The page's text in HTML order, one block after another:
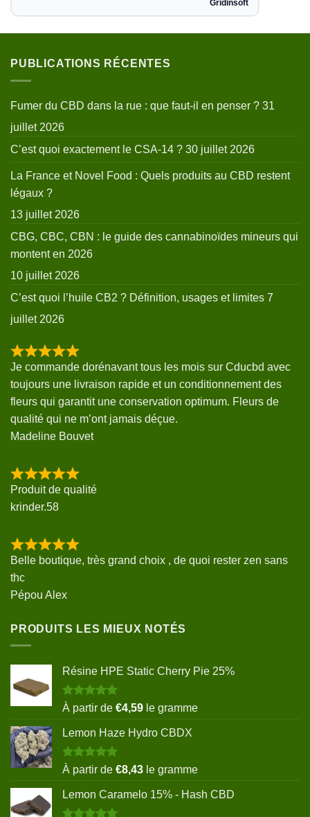
PUBLICATIONS RÉCENTES
Fumer du CBD dans la rue : que faut-il en penser ? 31
juillet 2026
C’est quoi exactement le CSA-14 ? 30 juillet 2026
La France et Novel Food : Quels produits au CBD restent
légaux ?
13 juillet 2026
CBG, CBC, CBN : le guide des cannabinoïdes mineurs qui
montent en 2026
10 juillet 2026
C’est quoi l’huile CB2 ? Définition, usages et limites 7
juillet 2026
Je commande dorénavant tous les mois sur Cducbd avec
toujours une livraison rapide et un conditionnement des
fleurs qui garantit une conservation optimum. Fleurs de
qualité qui ne m’ont jamais déçue.
Madeline Bouvet
Produit de qualité
krinder.58
Belle boutique, très grand choix , de quoi rester zen sans
thc
Pépou Alex
PRODUITS LES MIEUX NOTÉS
Résine HPE Static Cherry Pie 25%
Note5.00
sur 5
À partir de €4,59 le gramme
Lemon Haze Hydro CBDX
Note5.00
sur 5
À partir de €8,43 le gramme
Lemon Caramelo 15% - Hash CBD